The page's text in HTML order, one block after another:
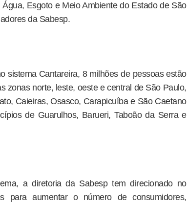
Esgoto e Meio Ambiente do Estado de São
da Sabesp.
sistema Cantareira, 8 milhões de pessoas estão
zonas norte, leste, oeste e central de São Paulo,
Caieiras, Osasco, Carapicuíba e São Caetano
de Guarulhos, Barueri, Taboão da Serra e
a diretoria da Sabesp tem direcionado no
para aumentar o número de consumidores,